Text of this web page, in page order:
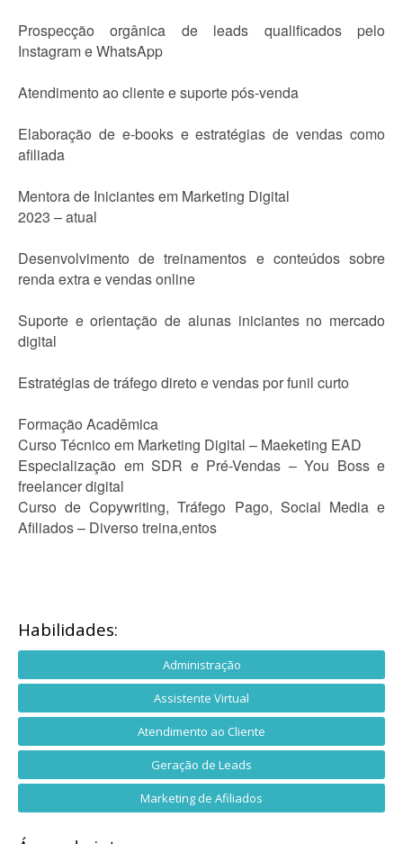
Prospecção orgânica de leads qualificados pelo
Instagram e WhatsApp
Atendimento ao cliente e suporte pós-venda
Elaboração de e-books e estratégias de vendas como
afiliada
Mentora de Iniciantes em Marketing Digital
2023 – atual
Desenvolvimento de treinamentos e conteúdos sobre
renda extra e vendas online
Suporte e orientação de alunas iniciantes no mercado
digital
Estratégias de tráfego direto e vendas por funil curto
Formação Acadêmica
Curso Técnico em Marketing Digital – Maeketing EAD
Especialização em SDR e Pré-Vendas – You Boss e
freelancer digital
Curso de Copywriting, Tráfego Pago, Social Media e
Afiliados – Diverso treina,entos
Habilidades:
Administração
Assistente Virtual
Atendimento ao Cliente
Geração de Leads
Marketing de Afiliados